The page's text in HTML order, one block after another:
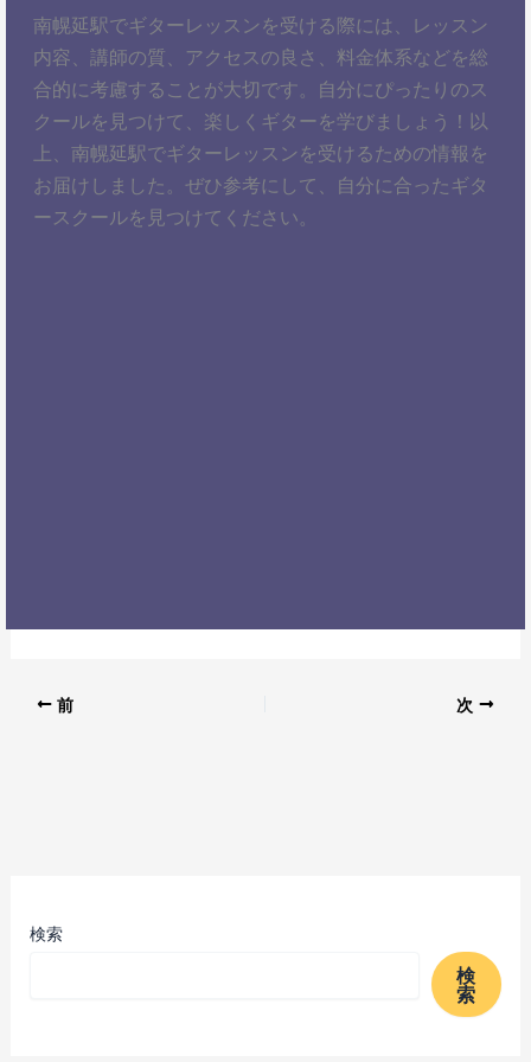
南幌延駅でギターレッスンを受ける際には、レッスン
内容、講師の質、アクセスの良さ、料金体系などを総
合的に考慮することが大切です。自分にぴったりのス
クールを見つけて、楽しくギターを学びましょう！以
上、南幌延駅でギターレッスンを受けるための情報を
お届けしました。ぜひ参考にして、自分に合ったギタ
ースクールを見つけてください。
前 次
検索
検
索